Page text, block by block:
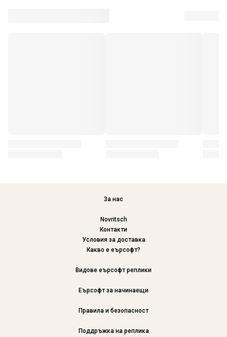
За нас
Novritsch
Контакти
Условия за доставка
Какво е еърсофт?
Видове еърсофт реплики
Еърсофт за начинаещи
Правила и безопасност
Поддръжка на реплика